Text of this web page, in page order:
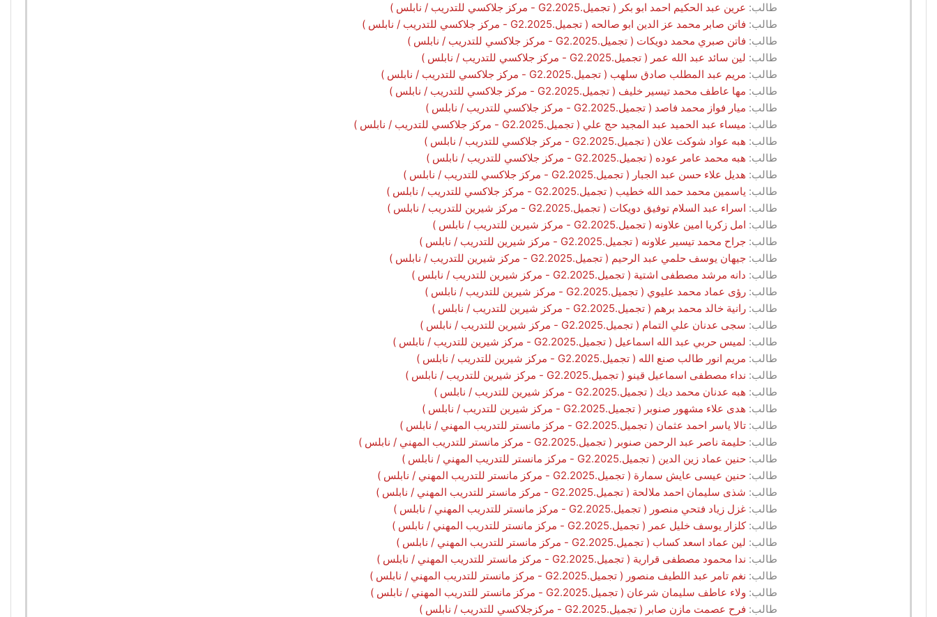
طالب: عرين عبد الحكيم احمد ابو بكر ( تجميل.G2.2025 - مركز جلاكسي للتدريب / نابلس )
طالب: فاتن صابر محمد عز الدين ابو صالحه ( تجميل.G2.2025 - مركز جلاكسي للتدريب / نابلس )
طالب: فاتن صبري محمد دويكات ( تجميل.G2.2025 - مركز جلاكسي للتدريب / نابلس )
طالب: لين سائد عبد الله عمر ( تجميل.G2.2025 - مركز جلاكسي للتدريب / نابلس )
طالب: مريم عبد المطلب صادق سلهب ( تجميل.G2.2025 - مركز جلاكسي للتدريب / نابلس )
طالب: مها عاطف محمد تيسير خليف ( تجميل.G2.2025 - مركز جلاكسي للتدريب / نابلس )
طالب: ميار فواز محمد فاصد ( تجميل.G2.2025 - مركز جلاكسي للتدريب / نابلس )
طالب: ميساء عبد الحميد عبد المجيد حج علي ( تجميل.G2.2025 - مركز جلاكسي للتدريب / نابلس )
طالب: هبه عواد شوكت علان ( تجميل.G2.2025 - مركز جلاكسي للتدريب / نابلس )
طالب: هبه محمد عامر عوده ( تجميل.G2.2025 - مركز جلاكسي للتدريب / نابلس )
طالب: هديل علاء حسن عبد الجبار ( تجميل.G2.2025 - مركز جلاكسي للتدريب / نابلس )
طالب: ياسمين محمد حمد الله خطيب ( تجميل.G2.2025 - مركز جلاكسي للتدريب / نابلس )
طالب: اسراء عبد السلام توفيق دويكات ( تجميل.G2.2025 - مركز شيرين للتدريب / نابلس )
طالب: امل زكريا امين علاونه ( تجميل.G2.2025 - مركز شيرين للتدريب / نابلس )
طالب: جراح محمد تيسير علاونه ( تجميل.G2.2025 - مركز شيرين للتدريب / نابلس )
طالب: جيهان يوسف حلمي عبد الرحيم ( تجميل.G2.2025 - مركز شيرين للتدريب / نابلس )
طالب: دانه مرشد مصطفى اشتية ( تجميل.G2.2025 - مركز شيرين للتدريب / نابلس )
طالب: رؤى عماد محمد عليوي ( تجميل.G2.2025 - مركز شيرين للتدريب / نابلس )
طالب: رانية خالد محمد برهم ( تجميل.G2.2025 - مركز شيرين للتدريب / نابلس )
طالب: سجى عدنان علي التمام ( تجميل.G2.2025 - مركز شيرين للتدريب / نابلس )
طالب: لميس حربي عبد الله اسماعيل ( تجميل.G2.2025 - مركز شيرين للتدريب / نابلس )
طالب: مريم انور طالب صنع الله ( تجميل.G2.2025 - مركز شيرين للتدريب / نابلس )
طالب: نداء مصطفى اسماعيل قينو ( تجميل.G2.2025 - مركز شيرين للتدريب / نابلس )
طالب: هبه عدنان محمد ديك ( تجميل.G2.2025 - مركز شيرين للتدريب / نابلس )
طالب: هدى علاء مشهور صنوبر ( تجميل.G2.2025 - مركز شيرين للتدريب / نابلس )
طالب: تالا ياسر احمد عثمان ( تجميل.G2.2025 - مركز مانستر للتدريب المهني / نابلس )
طالب: حليمة ناصر عبد الرحمن صنوبر ( تجميل.G2.2025 - مركز مانستر للتدريب المهني / نابلس )
طالب: حنين عماد زين الدين ( تجميل.G2.2025 - مركز مانستر للتدريب المهني / نابلس )
طالب: حنين عيسى عايش سمارة ( تجميل.G2.2025 - مركز مانستر للتدريب المهني / نابلس )
طالب: شذى سليمان احمد ملالحة ( تجميل.G2.2025 - مركز مانستر للتدريب المهني / نابلس )
طالب: غزل زياد فتحي منصور ( تجميل.G2.2025 - مركز مانستر للتدريب المهني / نابلس )
طالب:كلزار يوسف خليل عمر ( تجميل.G2.2025 - مركز مانستر للتدريب المهني / نابلس )
طالب: لين عماد اسعد كساب ( تجميل.G2.2025 - مركز مانستر للتدريب المهني / نابلس )
طالب: ندا محمود مصطفى قرارية ( تجميل.G2.2025 - مركز مانستر للتدريب المهني / نابلس )
طالب: نغم تامر عبد اللطيف منصور ( تجميل.G2.2025 - مركز مانستر للتدريب المهني / نابلس )
طالب: ولاء عاطف سليمان شرعان ( تجميل.G2.2025 - مركز مانستر للتدريب المهني / نابلس )
طالب: فرح عصمت مازن صابر ( تجميل.G2.2025 - مركزجلاكسي للتدريب / نابلس )